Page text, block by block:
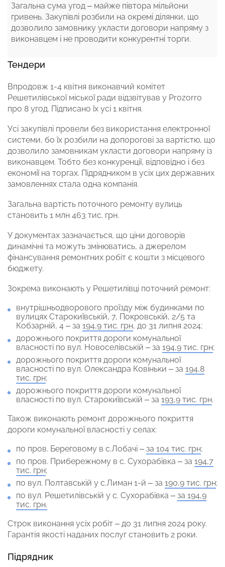
Загальна сума угод – майже півтора мільйони
гривень. Закупівлі розбили на окремі ділянки, що
дозволило замовнику укласти договори напряму з
виконавцем і не проводити конкурентні торги.
Тендери
Впродовж 1-4 квітня виконавчий комітет
Решетилівської міської ради відзвітував у Prozorro
про 8 угод. Підписано їх усі 1 квітня.
Усі закупівлі провели без використання електронної
системи, бо їх розбили на допорогові за вартістю, що
дозволило замовникам укласти договори напряму із
виконавцем. Тобто без конкуренції, відповідно і без
економії на торгах. Підрядником в усіх цих державних
замовленнях стала одна компанія.
Загальна вартість поточного ремонту вулиць
становить 1 млн 463 тис. грн.
У документах зазначається, що ціни договорів
динамічні та можуть змінюватись, а джерелом
фінансування ремонтних робіт є кошти з місцевого
бюджету.
Зокрема виконають у Решетилівці поточний ремонт:
внутрішньодворового проїзду між будинками по
вулицях Старокиївській, 7, Покровській, 2/5 та
Кобзарній, 4 – за 194,9 тис. грн, до 31 липня 2024;
дорожнього покриття дороги комунальної
власності по вул. Новоселівській – за 194,9 тис. грн;
дорожнього покриття дороги комунальної
власності по вул. Олександра Ковіньки – за 194,8
тис. грн;
дорожнього покриття дороги комунальної
власності по вул. Старокиївській – за 193,9 тис. грн.
Також виконають ремонт дорожнього покриття
дороги комунальної власності у селах:
по пров. Береговому в с.Лобачі – за 104 тис. грн;
по пров. Прибережному в с. Сухорабівка – за 194,7
тис. грн;
по вул. Полтавській у с.Лиман 1-й – за 190,9 тис. грн;
по вул. Решетилівській у с. Сухорабівка – за 194,9
тис. грн.
Строк виконання усіх робіт – до 31 липня 2024 року.
Гарантія якості наданих послуг становить 2 роки.
Підрядник